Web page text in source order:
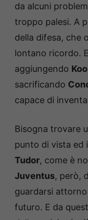
da alcuni
troppo palesi. A
della difesa, che
lontano ricordo.
aggiungendo
sacrificando
capace di
Bisogna trovare
punto di vista ed
Tudor, come è
Juventus, però,
guardarsi
futuro. E da